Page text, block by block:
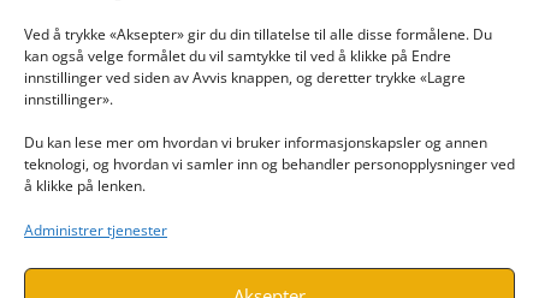
Ved å trykke «Aksepter» gir du din tillatelse til alle disse formålene. Du
kan også velge formålet du vil samtykke til ved å klikke på Endre
innstillinger ved siden av Avvis knappen, og deretter trykke «Lagre
innstillinger».
Du kan lese mer om hvordan vi bruker informasjonskapsler og annen
teknologi, og hvordan vi samler inn og behandler personopplysninger ved
å klikke på lenken.
Administrer tjenester
INFORMASJON
Personvern